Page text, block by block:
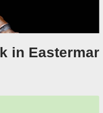
in Eastermar